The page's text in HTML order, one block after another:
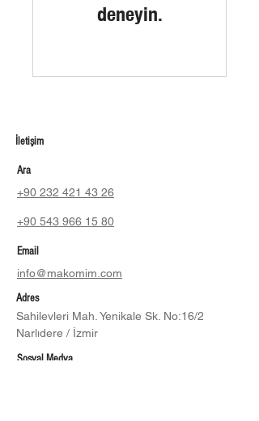
deneyin.
İletişim
Ara
+90 232 421 43 26
+90 543 966 15 80
Email
info@makomim.com
Adres
Sahilevleri Mah. Yenikale Sk. No:16/2
Narlıdere / İzmir
Sosyal Medya